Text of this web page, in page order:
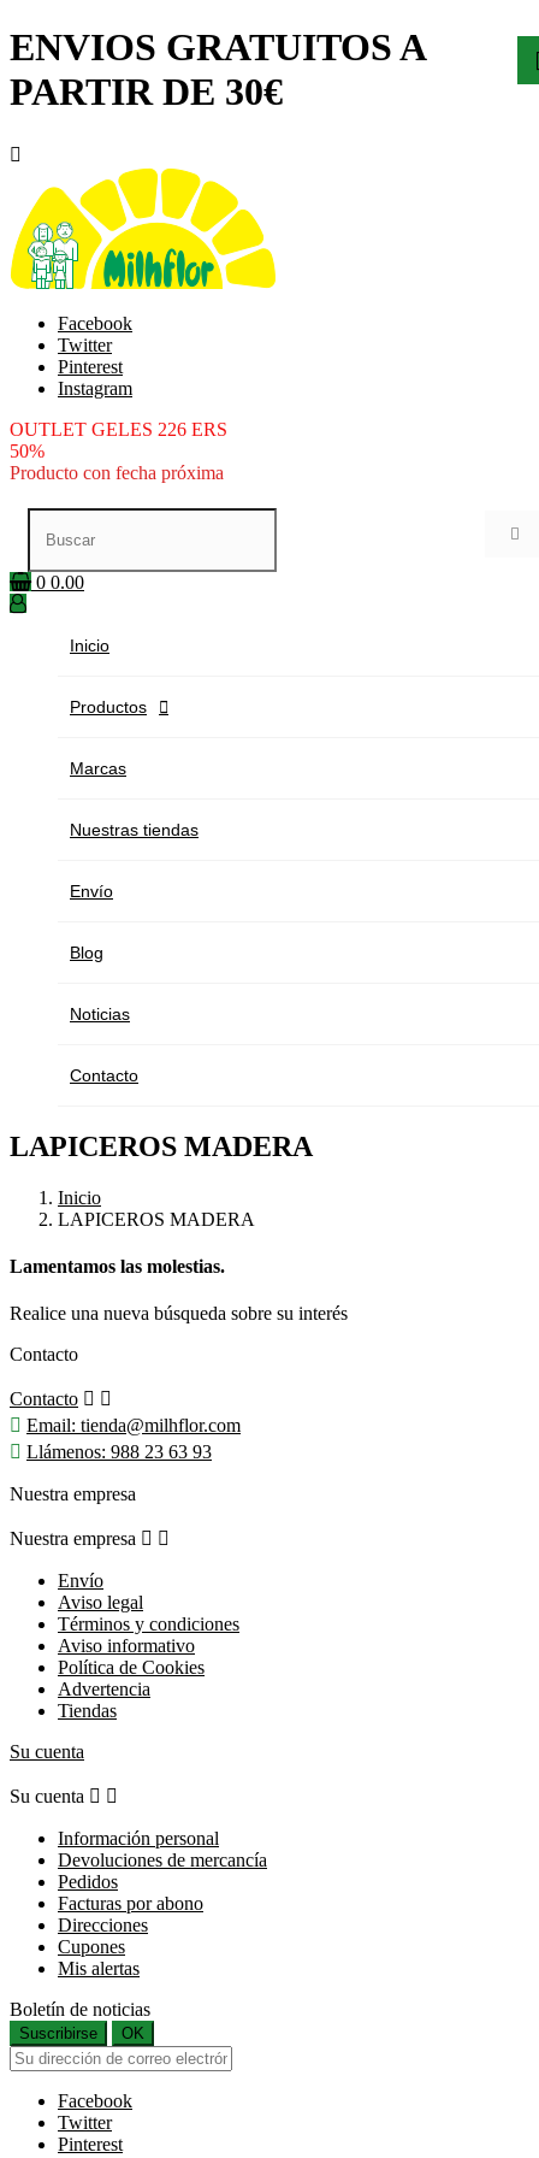
ENVIOS GRATUITOS A
PARTIR DE 30€

Facebook
Twitter
Pinterest
Instagram
OUTLET GELES 226 ERS
50%
Producto con fecha próxima

0 0.00
Inicio
Productos 
Marcas
Nuestras tiendas
Envío
Blog
Noticias
Contacto
LAPICEROS MADERA
Inicio
LAPICEROS MADERA
Lamentamos las molestias.
Realice una nueva búsqueda sobre su interés
Contacto
Contacto  
 Email: tienda@milhflor.com
 Llámenos: 988 23 63 93
Nuestra empresa
Nuestra empresa  
Envío
Aviso legal
Términos y condiciones
Aviso informativo
Política de Cookies
Advertencia
Tiendas
Su cuenta
Su cuenta  
Información personal
Devoluciones de mercancía
Pedidos
Facturas por abono
Direcciones
Cupones
Mis alertas
Boletín de noticias
Suscribirse OK
Facebook
Twitter
Pinterest